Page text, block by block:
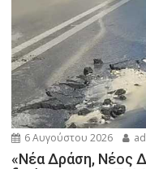
6 Αυγούστου 2026
«Νέα Δράση, Νέος